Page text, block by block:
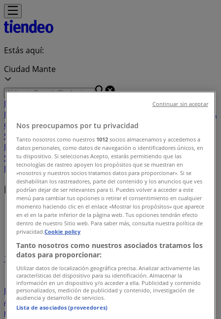
Estás aquí:
Ciudad Mante
Destacados
Departamentales
El Regreso A
Clases HogarFarmacias y
SaludElectrónicaFerreteríasSalud y
BellezaRestaurantesAutosBancos y
ServiciosDeporteLibrerías y PapeleríasOcioNiños
EntretenimientoÓpticas
Índice de ofertas en Ciudad Mante
Tiendeo en Ciudad Mante»
Índice de ofertas
1
Supermercados
Tiendas Departamentales
Farmacias y Salud
Bancos y Servicios
Ropa, Zapatos y
Accesorios
Electrónica Hogar
refrigeradores
lavadoras
Nos preocupamos por tu privacidad
Tanto nosotros como nuestros 1012 socios almacenamos y accedemos a
datos personales, como datos de navegación o identificadores únicos, en
tu dispositivo. Si seleccionas Acepto, estarás permitiendo que las
tecnologías de rastreo apoyen los propósitos que se muestran en
«nosotros y nuestros socios tratamos datos para proporcionar». Si se
deshabilitan los rastreadores, parte del contenido y los anuncios que ves
podrían dejar de ser relevantes para ti. Puedes volver a acceder a este
menú para cambiar tus opciones o retirar el consentimiento en cualquier
momento haciendo clic en el enlace «Mostrar los propósitos» que aparece
en el en la parte inferior de la página web. Tus opciones tendrán efecto
dentro de nuestro Sitio web. Para saber más, consulta nuestra política de
privacidad.Cookie policy
Tanto nosotros como nuestros asociados tratamos los
datos para proporcionar:
Utilizar datos de localización geográfica precisa. Analizar activamente las
características del dispositivo para su identificación. Almacenar la
información en un dispositivo y/o acceder a ella. Publicidad y contenido
personalizados, medición de publicidad y contenido, investigación de
audiencia y desarrollo de servicios.
Lista de asociados (proveedores)
Continuar sin aceptar